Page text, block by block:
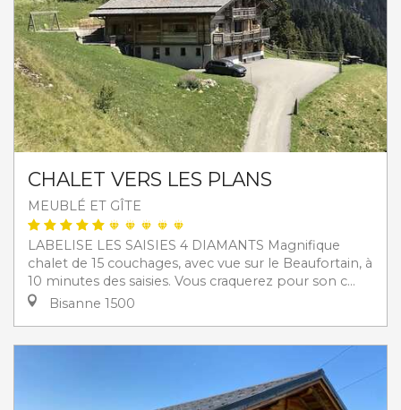
CHALET VERS LES PLANS
MEUBLÉ ET GÎTE
LABELISE LES SAISIES 4 DIAMANTS Magnifique
chalet de 15 couchages, avec vue sur le Beaufortain, à
10 minutes des saisies. Vous craquerez pour son c...
Bisanne 1500